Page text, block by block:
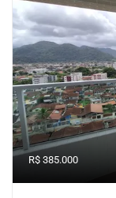
R$ 385.000